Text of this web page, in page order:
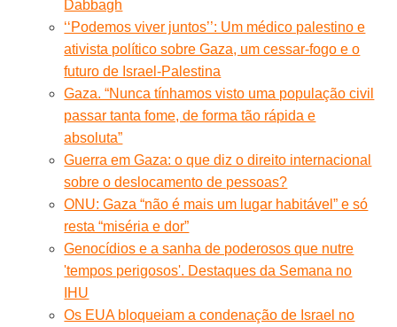
Dabbagh
‘‘Podemos viver juntos’’: Um médico palestino e
ativista político sobre Gaza, um cessar-fogo e o
futuro de Israel-Palestina
Gaza. “Nunca tínhamos visto uma população civil
passar tanta fome, de forma tão rápida e
absoluta”
Guerra em Gaza: o que diz o direito internacional
sobre o deslocamento de pessoas?
ONU: Gaza “não é mais um lugar habitável” e só
resta “miséria e dor”
Genocídios e a sanha de poderosos que nutre
'tempos perigosos'. Destaques da Semana no
IHU
Os EUA bloqueiam a condenação de Israel no